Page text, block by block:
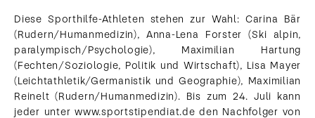
Diese Sporthilfe-Athleten stehen zur Wahl: Carina Bär
(Rudern/Humanmedizin), Anna-Lena Forster (Ski alpin,
paralympisch/Psychologie), Maximilian Hartung
(Fechten/Soziologie, Politik und Wirtschaft), Lisa Mayer
(Leichtathletik/Germanistik und Geographie), Maximilian
Reinelt (Rudern/Humanmedizin). Bis zum 24. Juli kann
jeder unter www.sportstipendiat.de den Nachfolger von